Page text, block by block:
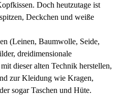
Doch heutzutage ist
Deckchen und weiße
(Leinen, Baumwolle, Seide,
dreidimensionale
dieser alten Technik herstellen,
zur Kleidung wie Kragen,
sogar Taschen und Hüte.